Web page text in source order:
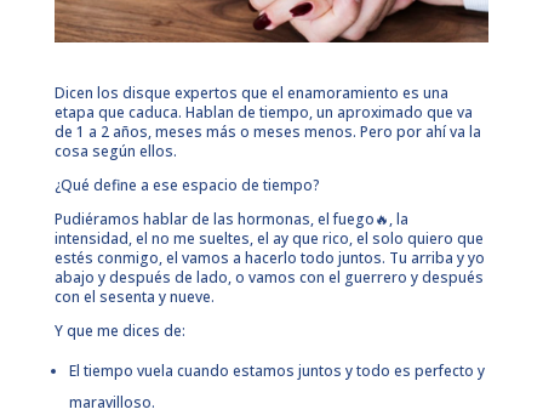
Dicen los disque expertos que el enamoramiento es una
etapa que caduca. Hablan de tiempo, un aproximado que va
de 1 a 2 años, meses más o meses menos. Pero por ahí va la
cosa según ellos.
¿Qué define a ese espacio de tiempo?
Pudiéramos hablar de las hormonas, el fuego🔥, la
intensidad, el no me sueltes, el ay que rico, el solo quiero que
estés conmigo, el vamos a hacerlo todo juntos. Tu arriba y yo
abajo y después de lado, o vamos con el guerrero y después
con el sesenta y nueve.
Y que me dices de:
El tiempo vuela cuando estamos juntos y todo es perfecto y
maravilloso.